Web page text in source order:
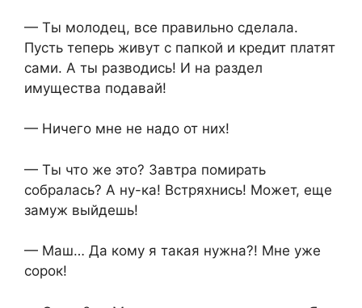
— Ты молодец, все правильно сделала.
Пусть теперь живут с папкой и кредит платят
сами. А ты разводись! И на раздел
имущества подавай!
— Ничего мне не надо от них!
— Ты что же это? Завтра помирать
собралась? А ну-ка! Встряхнись! Может, еще
замуж выйдешь!
— Маш… Да кому я такая нужна?! Мне уже
сорок!